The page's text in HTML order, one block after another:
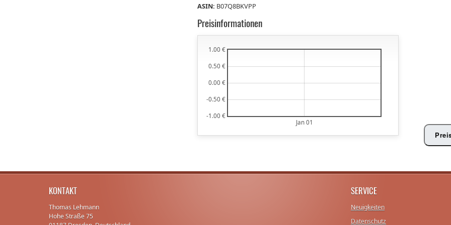
ASIN: B07Q8BKVPP
Preisinformationen
Jan 01
-1.00 €
-0.50 €
0.00 €
0.50 €
1.00 €
KONTAKT
Thomas Lehmann
Hohe Straße 75
SERVICE
Neuigkeiten
Datenschutz